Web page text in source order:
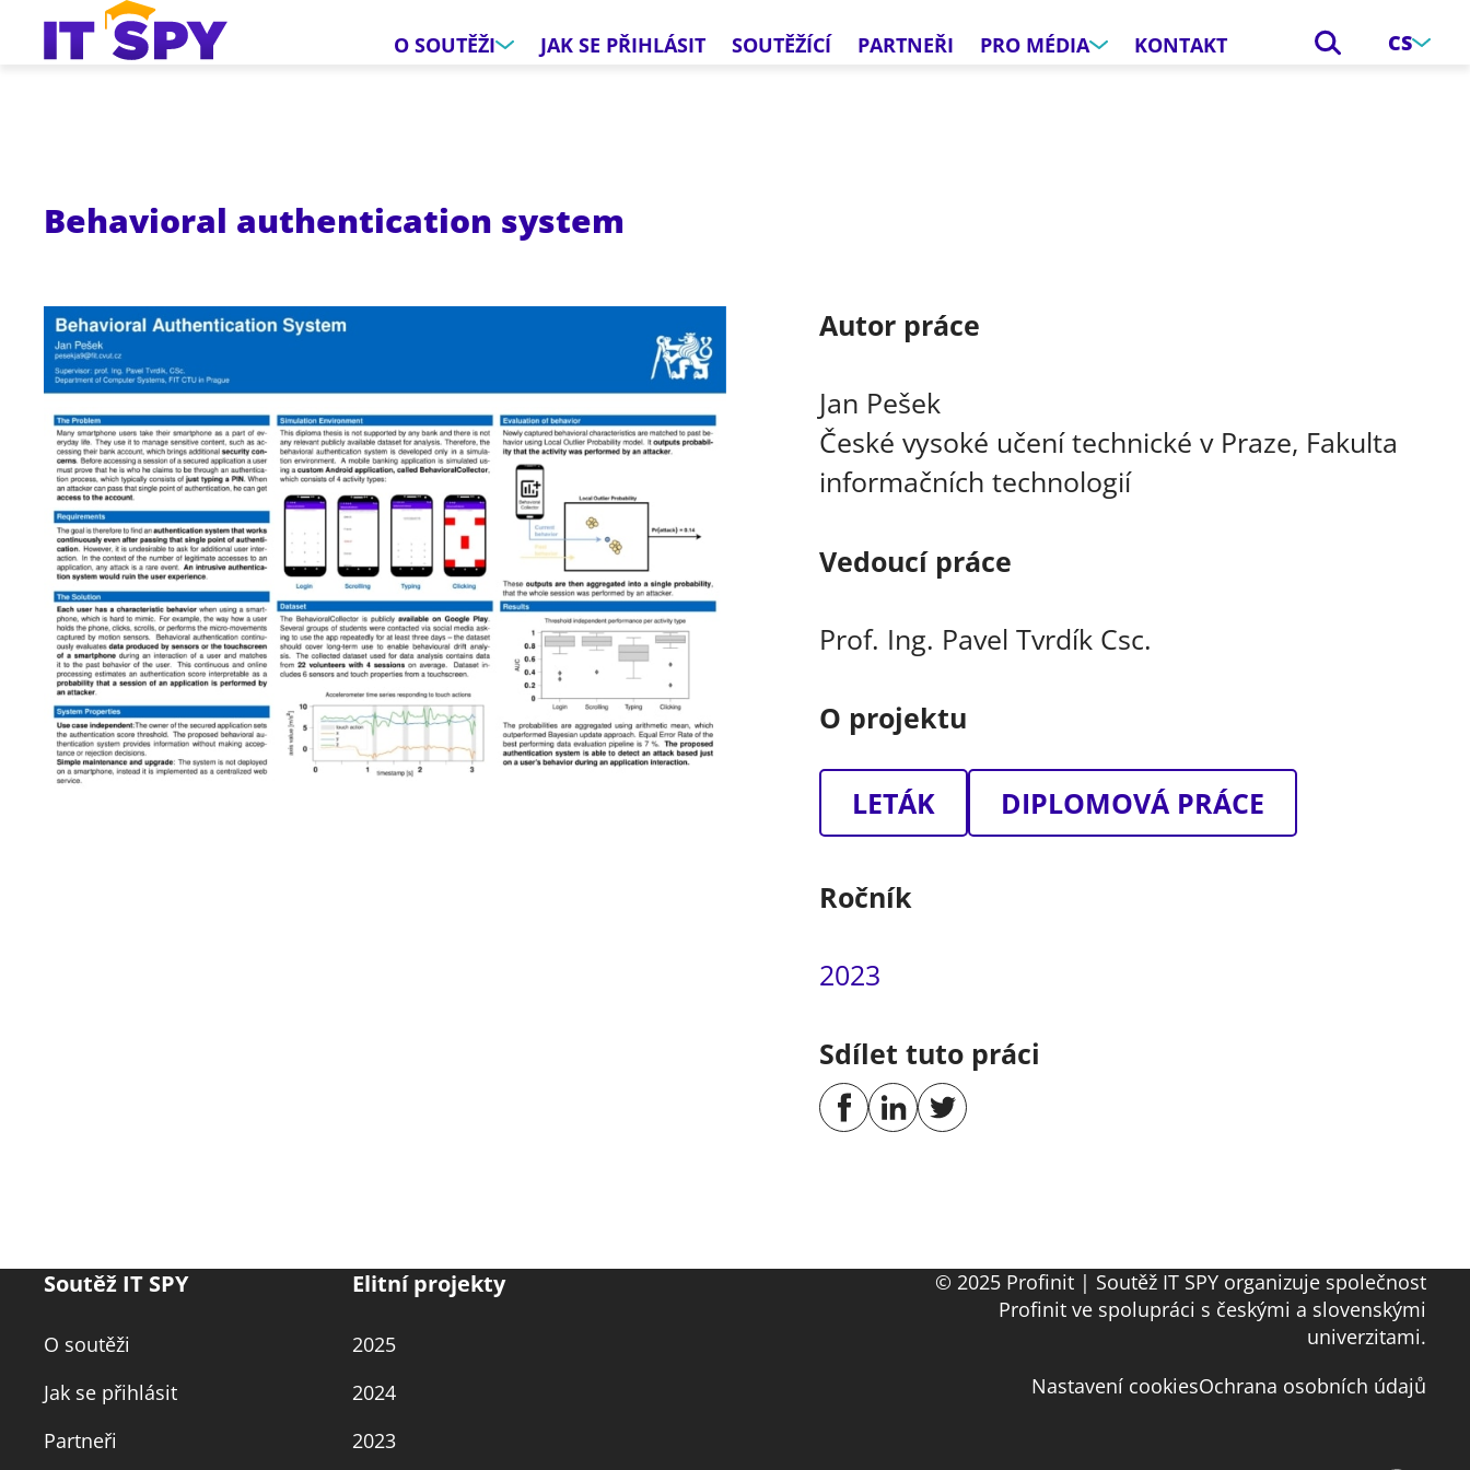
O SOUTĚŽI JAK SE PŘIHLÁSIT SOUTĚŽÍCÍ PARTNEŘI PRO MÉDIA KONTAKT CS
Behavioral authentication system
Autor práce
Jan Pešek
České vysoké učení technické v Praze, Fakulta
informačních technologií
Vedoucí práce
Prof. Ing. Pavel Tvrdík Csc.
O projektu
LETÁK DIPLOMOVÁ PRÁCE
Ročník
2023
Sdílet tuto práci
Soutěž IT SPY
O soutěži
Jak se přihlásit
Partneři
Elitní projekty
2025
2024
2023
© 2025 Profinit | Soutěž IT SPY organizuje společnost
Profinit ve spolupráci s českými a slovenskými
univerzitami.
Nastavení cookiesOchrana osobních údajů